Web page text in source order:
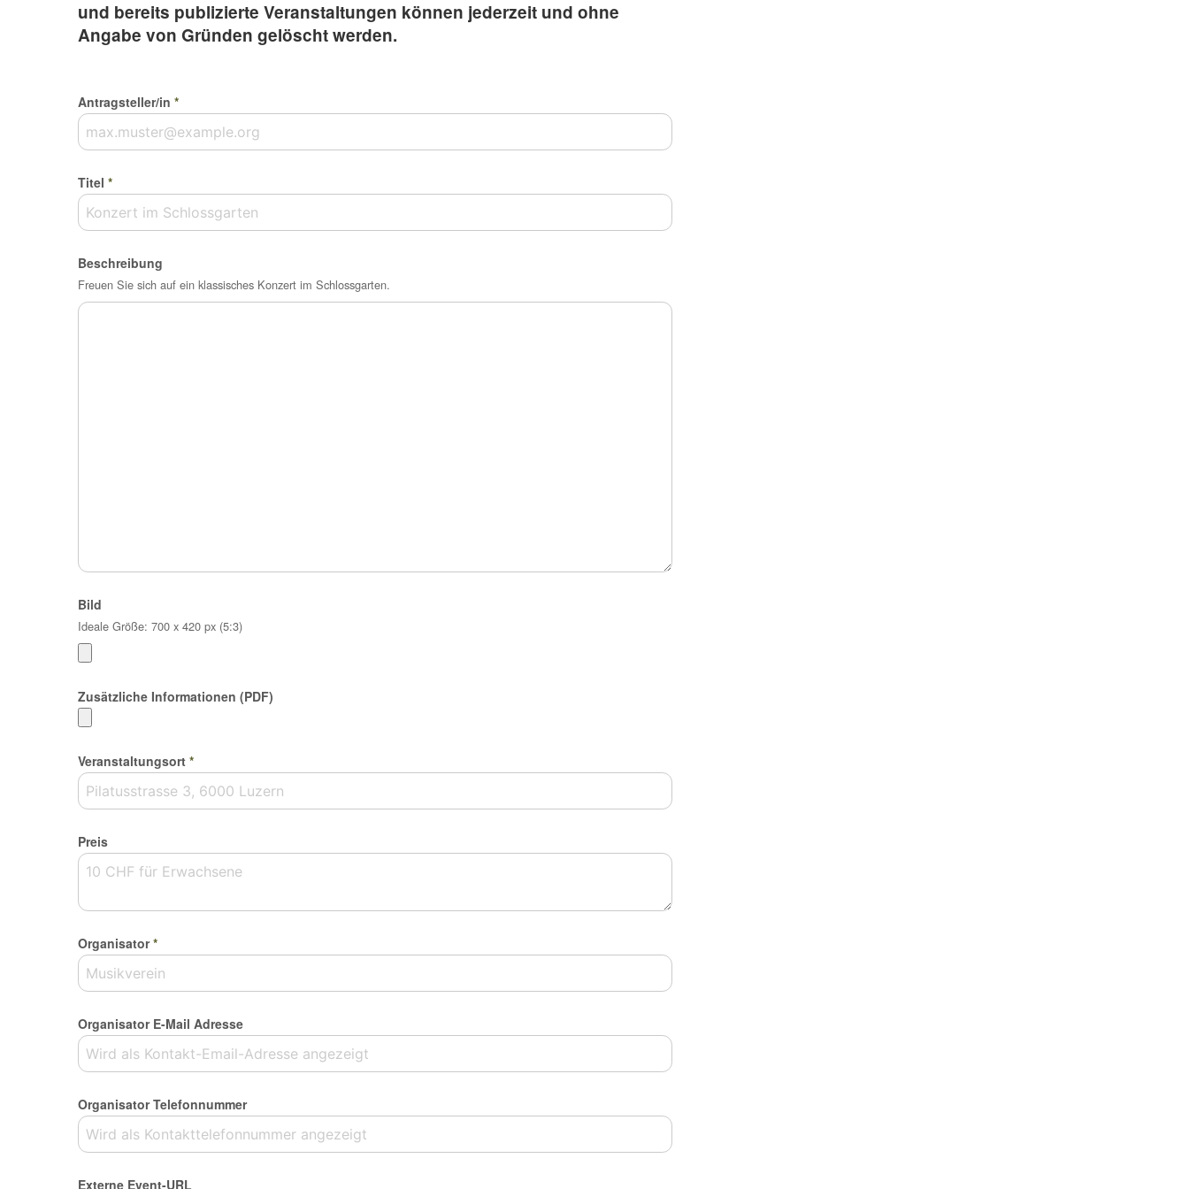
und bereits publizierte Veranstaltungen können jederzeit und ohne
Angabe von Gründen gelöscht werden.
Antragsteller/in *
Titel *
Beschreibung
Freuen Sie sich auf ein klassisches Konzert im Schlossgarten.
Bild
Ideale Größe: 700 x 420 px (5:3)
Zusätzliche Informationen (PDF)
Veranstaltungsort *
Preis
Organisator *
Organisator E-Mail Adresse
Organisator Telefonnummer
Externe Event-URL